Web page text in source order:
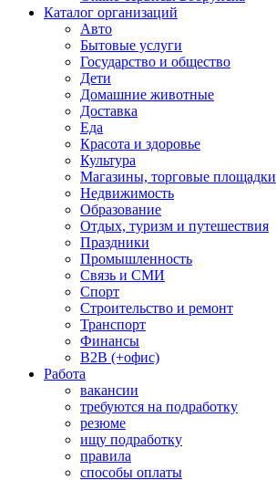
Каталог организаций
Авто
Бытовые услуги
Государство и общество
Дети
Домашние животные
Доставка
Еда
Красота и здоровье
Культура
Магазины, торговые площадки
Недвижимость
Образование
Отдых, туризм и путешествия
Праздники
Промышленность
Связь и СМИ
Спорт
Строительство и ремонт
Транспорт
Финансы
B2B (+офис)
Работа
вакансии
требуются на подработку
резюме
ищу подработку
правила
способы оплаты